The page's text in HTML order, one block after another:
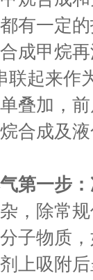
有一定
成甲烷
联起来作
叠加，
合成及
第一步
除常规
子物质
上吸附